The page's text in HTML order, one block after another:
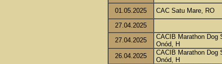
01.05.2025
CAC Satu Mare, RO
27.04.2025
27.04.2025
CACIB Marathon Dog
Onód, H
26.04.2025
CACIB Marathon Dog
Onód, H